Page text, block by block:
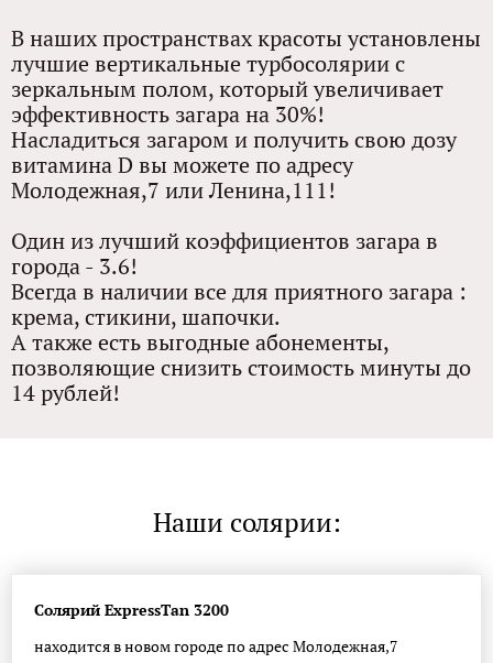
В наших пространствах красоты установлены
лучшие вертикальные турбосолярии с
зеркальным полом, который увеличивает
эффективность загара на 30%!
Насладиться загаром и получить свою дозу
витамина D вы можете по адресу
Молодежная,7 или Ленина,111!
Один из лучший коэффициентов загара в
города - 3.6!
Всегда в наличии все для приятного загара :
крема, стикини, шапочки.
А также есть выгодные абонементы,
позволяющие снизить стоимость минуты до
14 рублей!
Наши солярии:
Солярий ExpressTan 3200
находится в новом городе по адрес Молодежная,7